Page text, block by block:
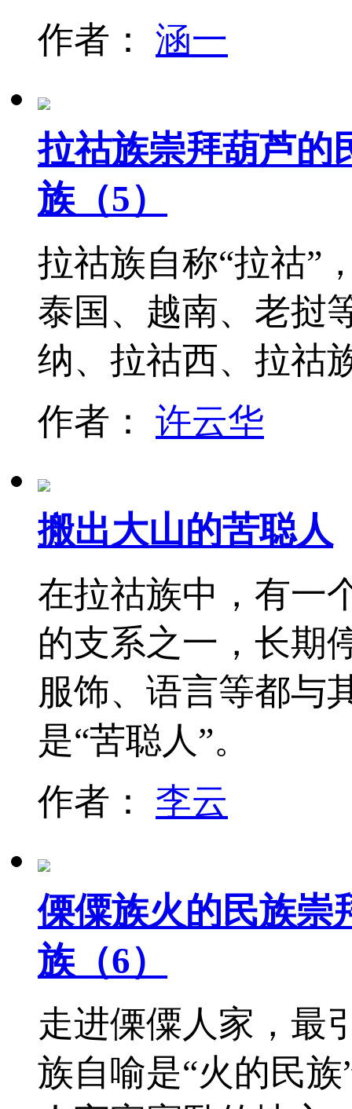
作者： 涵一
拉祜族崇拜葫芦的
族（5）
拉祜族自称“拉祜”
泰国、越南、老挝
纳、拉祜西、拉祜
作者： 许云华
搬出大山的苦聪人
在拉祜族中，有一
的支系之一，长期
服饰、语言等都与
是“苦聪人”。
作者： 李云
傈僳族火的民族崇
族（6）
走进傈僳人家，最
族自喻是“火的民